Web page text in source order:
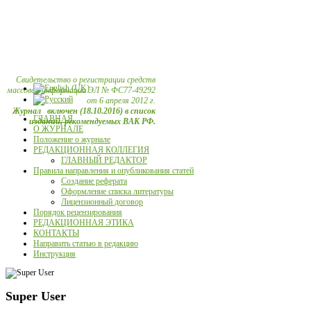
Свидетельство о регистрации средств
массовой информации ЭЛ № ФС77-49292
от 6 апреля 2012 г.
Журнал включен (18.10.2016) в список
изданий, рекомендуемых ВАК РФ.
ГЛАВНАЯ
О ЖУРНАЛЕ
Положение о журнале
РЕДАКЦИОННАЯ КОЛЛЕГИЯ
ГЛАВНЫЙ РЕДАКТОР
Правила направления и опубликования статей
Создание реферата
Оформление списка литературы
Лицензионный договор
Порядок рецензирования
РЕДАКЦИОННАЯ ЭТИКА
КОНТАКТЫ
Направить статью в редакцию
Инструкция
Super User